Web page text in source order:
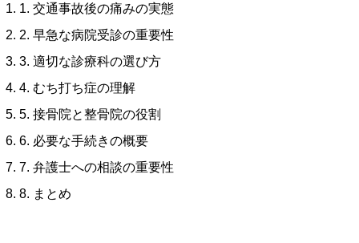
1. 交通事故後の痛みの実態
2. 早急な病院受診の重要性
3. 適切な診療科の選び方
4. むち打ち症の理解
5. 接骨院と整骨院の役割
6. 必要な手続きの概要
7. 弁護士への相談の重要性
8. まとめ